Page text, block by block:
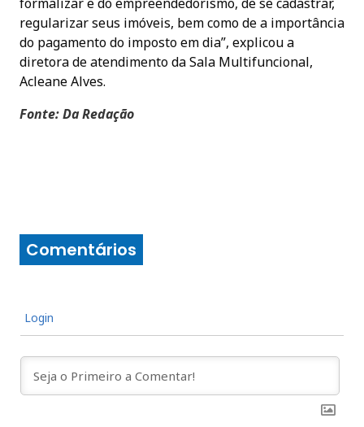
regularizar seus imóveis, bem como de a importância
do pagamento do imposto em dia”, explicou a
diretora de atendimento da Sala Multifuncional,
Acleane Alves.
Fonte: Da Redação
Comentários
Login